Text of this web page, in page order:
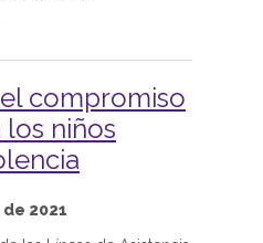
compromiso
niños
2021